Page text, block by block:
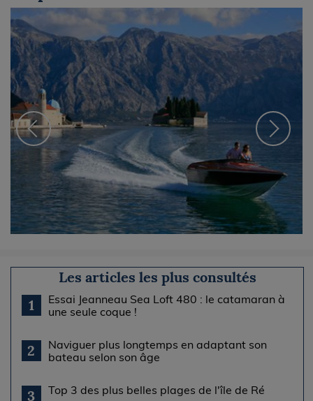
Les articles les plus consultés
1
Essai Jeanneau Sea Loft 480 : le catamaran à
une seule coque !
2
Naviguer plus longtemps en adaptant son
bateau selon son âge
3 Top 3 des plus belles plages de l'île de Ré